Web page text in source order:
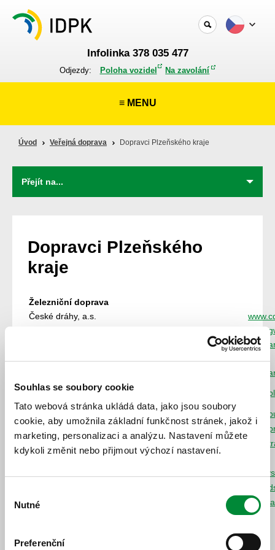
Souhlas se soubory cookie
Tato webová stránka ukládá data, jako jsou soubory
cookie, aby umožnila základní funkčnost stránek, jakož i
marketing, personalizaci a analýzu. Nastavení můžete
kdykoli změnit nebo přijmout výchozí nastavení.
souhlasu
Nutné
Preferenční
Infolinka 378 035 477
Odjezdy: Poloha vozidel Na zavolání
≡ MENU
Úvod Veřejná doprava Dopravci Plzeňského kraje
Dopravci Plzeňského
kraje
Železniční doprava
České dráhy, a.s.
ČSAD Plzeň s.r.o.
ČSAD AUTOBUSY České Budějovice a.s.
Plzeňské městské dopravní podniky, a.s.
Transdev Střední Čechy s.r.o.
LEXTRANS BUS s.r.o.
Die Länderbahn CZ s.r.o.
Tito dopravci jezdí v systému IDPK.